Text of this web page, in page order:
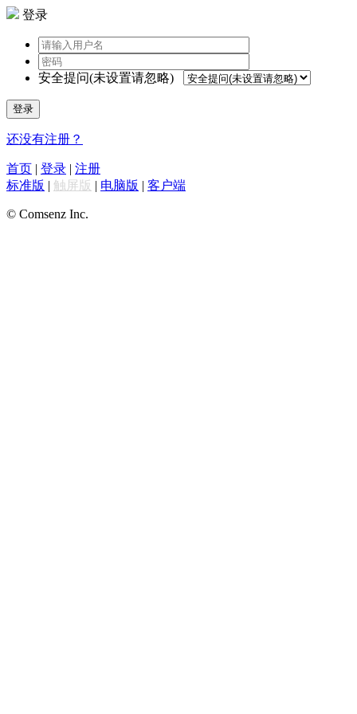
登录
安全提问(未设置请忽略)
登录
还没有注册？
首页 | 登录 | 注册
标准版 | 触屏版 | 电脑版 | 客户端
© Comsenz Inc.